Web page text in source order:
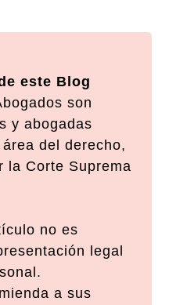
este Blog
son
y abogadas
del derecho,
la Corte Suprema
no es
legal
a sus